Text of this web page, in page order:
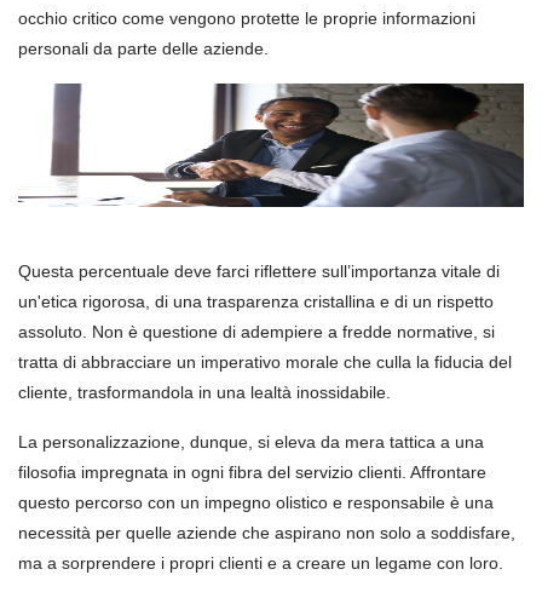
occhio critico come vengono protette le proprie informazioni
personali da parte delle aziende.
Questa percentuale deve farci riflettere sull’importanza vitale di
un'etica rigorosa, di una trasparenza cristallina e di un rispetto
assoluto. Non è questione di adempiere a fredde normative, si
tratta di abbracciare un imperativo morale che culla la fiducia del
cliente, trasformandola in una lealtà inossidabile.
La personalizzazione, dunque, si eleva da mera tattica a una
filosofia impregnata in ogni fibra del servizio clienti. Affrontare
questo percorso con un impegno olistico e responsabile è una
necessità per quelle aziende che aspirano non solo a soddisfare,
ma a sorprendere i propri clienti e a creare un legame con loro.